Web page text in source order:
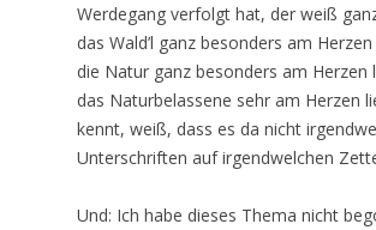
Werdegang verfolgt hat, der weiß
das Wald’l ganz besonders am
die Natur ganz besonders am Herzen
das Naturbelassene sehr am Herzen
kennt, weiß, dass es da nicht
Unterschriften auf irgendwelchen
Und: Ich habe dieses Thema nicht